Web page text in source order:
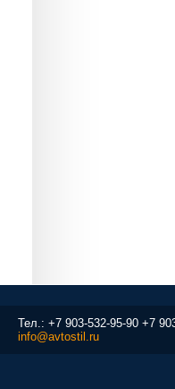
Тел.: +7 903-532-95-90 +7
info@avtostil.ru